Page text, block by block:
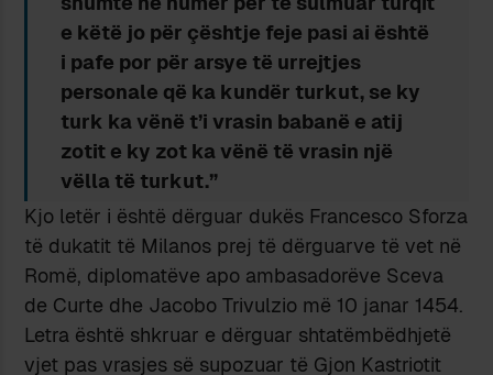
e këtë jo për çështje feje pasi ai është
i pafe por për arsye të urrejtjes
personale që ka kundër turkut, se ky
turk ka vënë t’i vrasin babanë e atij
zotit e ky zot ka vënë të vrasin një
vëlla të turkut.”
Kjo letër i është dërguar dukës Francesco Sforza
të dukatit të Milanos prej të dërguarve të vet në
Romë, diplomatëve apo ambasadorëve Sceva
de Curte dhe Jacobo Trivulzio më 10 janar 1454.
Letra është shkruar e dërguar shtatëmbëdhjetë
vjet pas vrasjes së supozuar të Gjon Kastriotit